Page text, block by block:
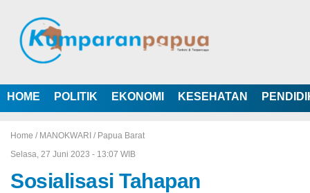
HOME POLITIK EKONOMI KESEHATAN
Home / MANOKWARI / Papua Barat
Selasa, 27 Juni 2023 - 13:07 WIB
Sosialisasi Tahapan